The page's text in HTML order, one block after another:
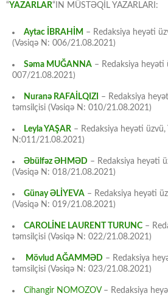
“YAZARLAR“IN MÜSTƏQİL YAZARLARI:
Aytac İBRAHİM – Redaksiya heyəti
(Vəsiqə N: 006/21.08.2021)
Səma MUĞANNA – Redaksiya heyəti
007/21.08.2021)
Nuranə RAFAİLQIZI
– Redaksiya
təmsilçisi (Vəsiqə N: 010/21.08.2021)
Leyla YAŞAR – Redaksiya heyəti üzvü,
N:011/21.08.2021)
Əbülfəz ƏHMƏD – Redaksiya heyəti
(Vəsiqə N: 018/21.08.2021)
Günay ƏLİYEVA – Redaksiya heyəti
(Vəsiqə N: 019/21.08.2021)
CAROLİNE LAURENT TURUNC –
təmsilçisi (Vəsiqə N: 022/21.08.2021)
Mövlud AĞAMMƏD – Redaksiya
təmsilçisi (Vəsiqə N: 023/21.08.2021)
Cihangir NOMOZOV– Redaksiya